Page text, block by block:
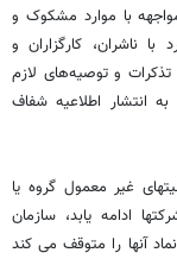
با موارد مشکوک و
ناشران، کارگزاران و
و توصیه‌های لازم
انتشار اطلاعیه شفاف
غیر معمول گروه یا
ادامه یابد، سازمان
آنها را متوقف می کند